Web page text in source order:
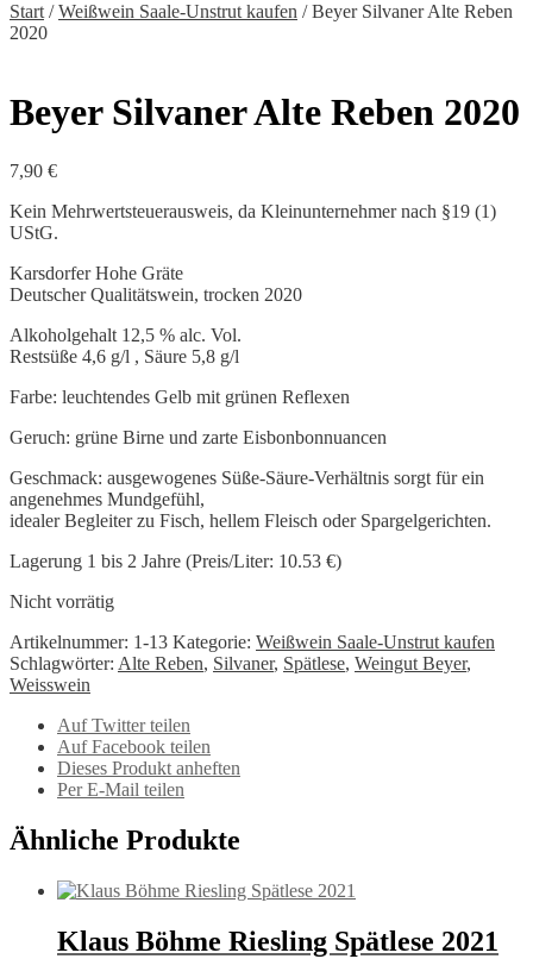
Start /Weißwein Saale-Unstrut kaufen /Beyer Silvaner Alte Reben
2020
Beyer Silvaner Alte Reben 2020
7,90 €
Kein Mehrwertsteuerausweis, da Kleinunternehmer nach §19 (1)
UStG.
Karsdorfer Hohe Gräte
Deutscher Qualitätswein, trocken 2020
Alkoholgehalt 12,5 % alc. Vol.
Restsüße 4,6 g/l , Säure 5,8 g/l
Farbe: leuchtendes Gelb mit grünen Reflexen
Geruch: grüne Birne und zarte Eisbonbonnuancen
Geschmack: ausgewogenes Süße-Säure-Verhältnis sorgt für ein
angenehmes Mundgefühl,
idealer Begleiter zu Fisch, hellem Fleisch oder Spargelgerichten.
Lagerung 1 bis 2 Jahre (Preis/Liter: 10.53 €)
Nicht vorrätig
Artikelnummer: 1-13 Kategorie: Weißwein Saale-Unstrut kaufen
Schlagwörter: Alte Reben, Silvaner, Spätlese, Weingut Beyer,
Weisswein
Auf Twitter teilen
Auf Facebook teilen
Dieses Produkt anheften
Per E-Mail teilen
Ähnliche Produkte
Klaus Böhme Riesling Spätlese 2021